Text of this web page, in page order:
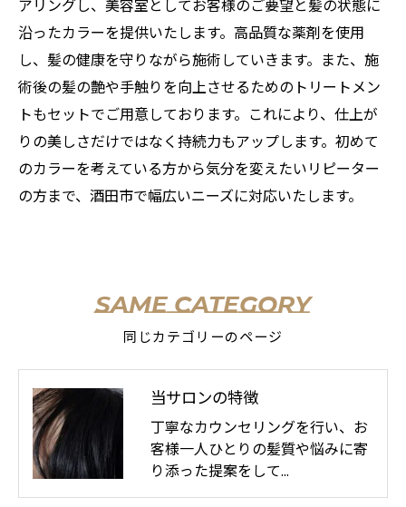
アリングし、美容室としてお客様のご要望と髪の状態に
沿ったカラーを提供いたします。高品質な薬剤を使用
し、髪の健康を守りながら施術していきます。また、施
術後の髪の艶や手触りを向上させるためのトリートメン
トもセットでご用意しております。これにより、仕上が
りの美しさだけではなく持続力もアップします。初めて
のカラーを考えている方から気分を変えたいリピーター
の方まで、酒田市で幅広いニーズに対応いたします。
同じカテゴリーのページ
SAME CATEGORY
当サロンの特徴
丁寧なカウンセリングを行い、お
客様一人ひとりの髪質や悩みに寄
り添った提案をして…